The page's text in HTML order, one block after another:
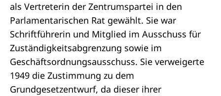
als Vertreterin der Zentrumspartei in den
Parlamentarischen Rat gewählt. Sie war
Schriftführerin und Mitglied im Ausschuss für
Zuständigkeitsabgrenzung sowie im
Geschäftsordnungsausschuss. Sie verweigerte
1949 die Zustimmung zu dem
Grundgesetzentwurf, da dieser ihrer